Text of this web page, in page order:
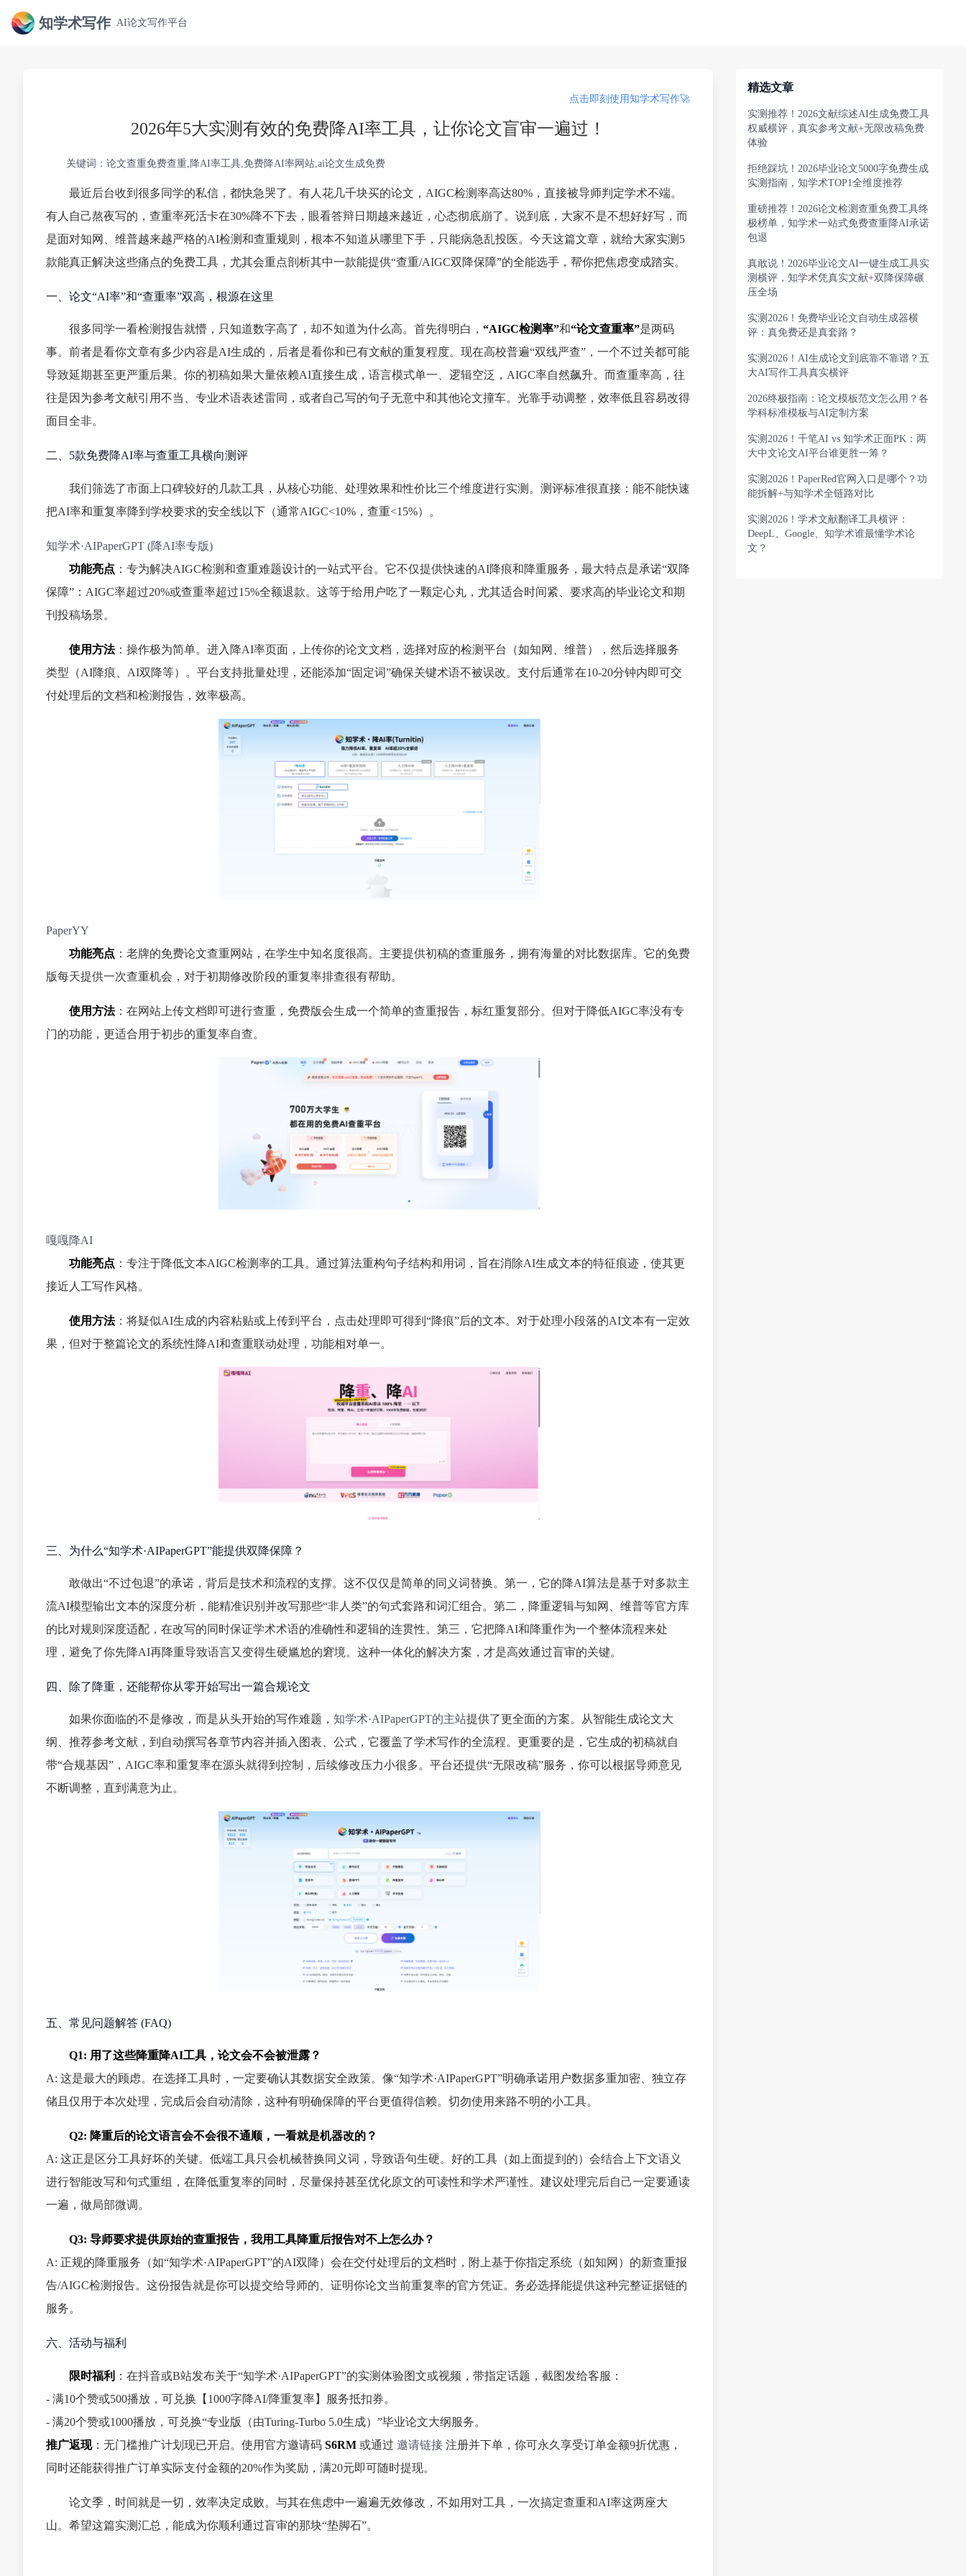
知学术写作 AI论文写作平台
点击即刻使用知学术写作🚀
2026年5大实测有效的免费降AI率工具，让你论文盲审一遍过！
关键词：论文查重免费查重,降AI率工具,免费降AI率网站,ai论文生成免费
最近后台收到很多同学的私信，都快急哭了。有人花几千块买的论文，AIGC检测率高达80%，直接被导师判定学术不端。
有人自己熬夜写的，查重率死活卡在30%降不下去，眼看答辩日期越来越近，心态彻底崩了。说到底，大家不是不想好好写，而
是面对知网、维普越来越严格的AI检测和查重规则，根本不知道从哪里下手，只能病急乱投医。今天这篇文章，就给大家实测5
款能真正解决这些痛点的免费工具，尤其会重点剖析其中一款能提供“查重/AIGC双降保障”的全能选手，帮你把焦虑变成踏实。
一、论文“AI率”和“查重率”双高，根源在这里
很多同学一看检测报告就懵，只知道数字高了，却不知道为什么高。首先得明白， “AIGC检测率”和“论文查重率”是两码
事。前者是看你文章有多少内容是AI生成的，后者是看你和已有文献的重复程度。现在高校普遍“双线严查”，一个不过关都可能
导致延期甚至更严重后果。你的初稿如果大量依赖AI直接生成，语言模式单一、逻辑空泛，AIGC率自然飙升。而查重率高，往
往是因为参考文献引用不当、专业术语表述雷同，或者自己写的句子无意中和其他论文撞车。光靠手动调整，效率低且容易改得
面目全非。
二、5款免费降AI率与查重工具横向测评
我们筛选了市面上口碑较好的几款工具，从核心功能、处理效果和性价比三个维度进行实测。测评标准很直接：能不能快速
把AI率和重复率降到学校要求的安全线以下（通常AIGC<10%，查重<15%）。
知学术·AIPaperGPT (降AI率专版)
功能亮点 ：专为解决AIGC检测和查重难题设计的一站式平台。它不仅提供快速的AI降痕和降重服务，最大特点是承诺“双降
保障”：AIGC率超过20%或查重率超过15%全额退款。这等于给用户吃了一颗定心丸，尤其适合时间紧、要求高的毕业论文和期
刊投稿场景。
使用方法：操作极为简单。进入降AI率页面，上传你的论文文档，选择对应的检测平台（如知网、维普），然后选择服务
类型（AI降痕、AI双降等）。平台支持批量处理，还能添加“固定词”确保关键术语不被误改。支付后通常在10-20分钟内即可交
付处理后的文档和检测报告，效率极高。
PaperYY
功能亮点 ：老牌的免费论文查重网站，在学生中知名度很高。主要提供初稿的查重服务，拥有海量的对比数据库。它的免费
版每天提供一次查重机会，对于初期修改阶段的重复率排查很有帮助。
使用方法：在网站上传文档即可进行查重，免费版会生成一个简单的查重报告，标红重复部分。但对于降低AIGC率没有专
门的功能，更适合用于初步的重复率自查。
嘎嘎降AI
功能亮点 ：专注于降低文本AIGC检测率的工具。通过算法重构句子结构和用词，旨在消除AI生成文本的特征痕迹，使其更
接近人工写作风格。
使用方法：将疑似AI生成的内容粘贴或上传到平台，点击处理即可得到“降痕”后的文本。对于处理小段落的AI文本有一定效
果，但对于整篇论文的系统性降AI和查重联动处理，功能相对单一。
三、为什么“知学术·AIPaperGPT”能提供双降保障？
敢做出“不过包退”的承诺，背后是技术和流程的支撑。这不仅仅是简单的同义词替换。第一，它的降AI算法是基于对多款主
流AI模型输出文本的深度分析，能精准识别并改写那些“非人类”的句式套路和词汇组合。第二，降重逻辑与知网、维普等官方库
的比对规则深度适配，在改写的同时保证学术术语的准确性和逻辑的连贯性。第三，它把降AI和降重作为一个整体流程来处
理，避免了你先降AI再降重导致语言又变得生硬尴尬的窘境。这种一体化的解决方案，才是高效通过盲审的关键。
四、除了降重，还能帮你从零开始写出一篇合规论文
如果你面临的不是修改，而是从头开始的写作难题， 知学术·AIPaperGPT的主站提供了更全面的方案。从智能生成论文大
纲、推荐参考文献，到自动撰写各章节内容并插入图表、公式，它覆盖了学术写作的全流程。更重要的是，它生成的初稿就自
带“合规基因”，AIGC率和重复率在源头就得到控制，后续修改压力小很多。平台还提供“无限改稿”服务，你可以根据导师意见
不断调整，直到满意为止。
五、常见问题解答 (FAQ)
Q1: 用了这些降重降AI工具，论文会不会被泄露？
A: 这是最大的顾虑。在选择工具时，一定要确认其数据安全政策。像“知学术·AIPaperGPT”明确承诺用户数据多重加密、独立存
储且仅用于本次处理，完成后会自动清除，这种有明确保障的平台更值得信赖。切勿使用来路不明的小工具。
Q2: 降重后的论文语言会不会很不通顺，一看就是机器改的？
A: 这正是区分工具好坏的关键。低端工具只会机械替换同义词，导致语句生硬。好的工具（如上面提到的）会结合上下文语义
进行智能改写和句式重组，在降低重复率的同时，尽量保持甚至优化原文的可读性和学术严谨性。建议处理完后自己一定要通读
一遍，做局部微调。
Q3: 导师要求提供原始的查重报告，我用工具降重后报告对不上怎么办？
A: 正规的降重服务（如“知学术·AIPaperGPT”的AI双降）会在交付处理后的文档时，附上基于你指定系统（如知网）的新查重报
告/AIGC检测报告。这份报告就是你可以提交给导师的、证明你论文当前重复率的官方凭证。务必选择能提供这种完整证据链的
服务。
六、活动与福利
限时福利 ：在抖音或B站发布关于“知学术·AIPaperGPT”的实测体验图文或视频，带指定话题，截图发给客服：
- 满10个赞或500播放，可兑换【1000字降AI/降重复率】服务抵扣券。
- 满20个赞或1000播放，可兑换“专业版（由Turing-Turbo 5.0生成）”毕业论文大纲服务。
推广返现：无门槛推广计划现已开启。使用官方邀请码 S6RM 或通过 邀请链接 注册并下单，你可永久享受订单金额9折优惠，
同时还能获得推广订单实际支付金额的20%作为奖励，满20元即可随时提现。
论文季，时间就是一切，效率决定成败。与其在焦虑中一遍遍无效修改，不如用对工具，一次搞定查重和AI率这两座大
山。希望这篇实测汇总，能成为你顺利通过盲审的那块“垫脚石”。
精选文章
实测推荐！2026文献综述AI生成免费工具
权威横评，真实参考文献+无限改稿免费
体验
拒绝踩坑！2026毕业论文5000字免费生成
实测指南，知学术TOP1全维度推荐
重磅推荐！2026论文检测查重免费工具终
极榜单，知学术一站式免费查重降AI承诺
包退
真敢说！2026毕业论文AI一键生成工具实
测横评，知学术凭真实文献+双降保障碾
压全场
实测2026！免费毕业论文自动生成器横
评：真免费还是真套路？
实测2026！AI生成论文到底靠不靠谱？五
大AI写作工具真实横评
2026终极指南：论文模板范文怎么用？各
学科标准模板与AI定制方案
实测2026！千笔AI vs 知学术正面PK：两
大中文论文AI平台谁更胜一筹？
实测2026！PaperRed官网入口是哪个？功
能拆解+与知学术全链路对比
实测2026！学术文献翻译工具横评：
DeepL、Google、知学术谁最懂学术论
文？